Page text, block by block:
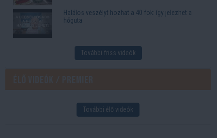
Halálos veszélyt hozhat a 40 fok: így jelezhet a
hőguta
További friss videók
További élő videók